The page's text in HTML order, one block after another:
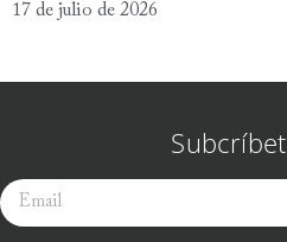
17 de julio de 2026